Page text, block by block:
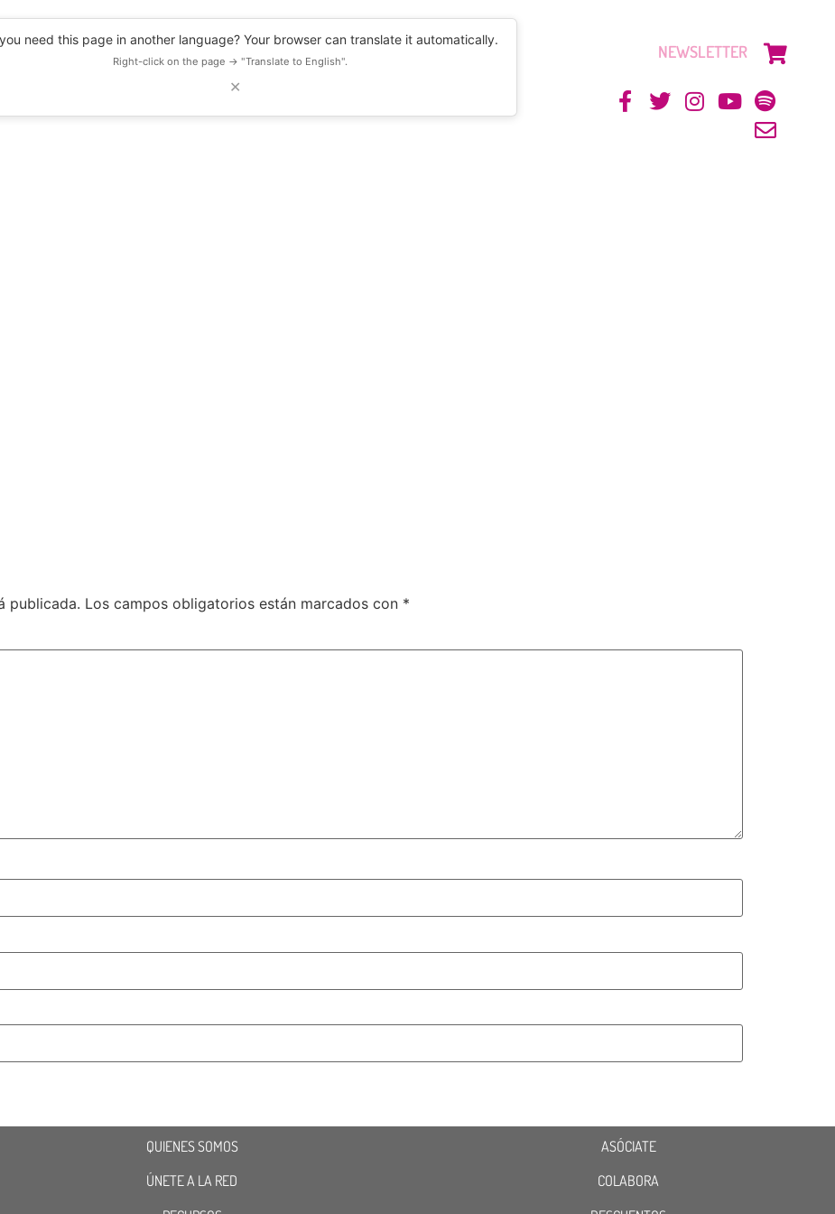
need this page in another language? Your browser can translate it automatically.
Right-click on the page → "Translate to English".
✕
RECURSOS
NEWSLETTER
publicada. Los campos obligatorios están marcados con *
QUIENES SOMOS
ÚNETE A LA RED
ASÓCIATE
COLABORA